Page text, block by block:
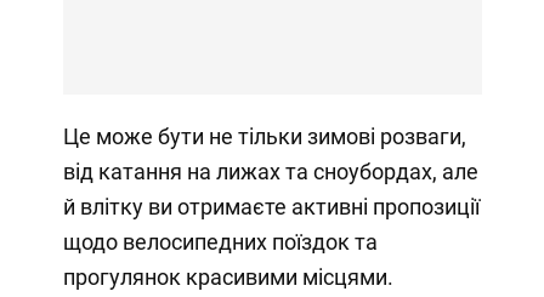
Це може бути не тільки зимові розваги,
від катання на лижах та сноубордах, але
й влітку ви отримаєте активні пропозиції
щодо велосипедних поїздок та
прогулянок красивими місцями.